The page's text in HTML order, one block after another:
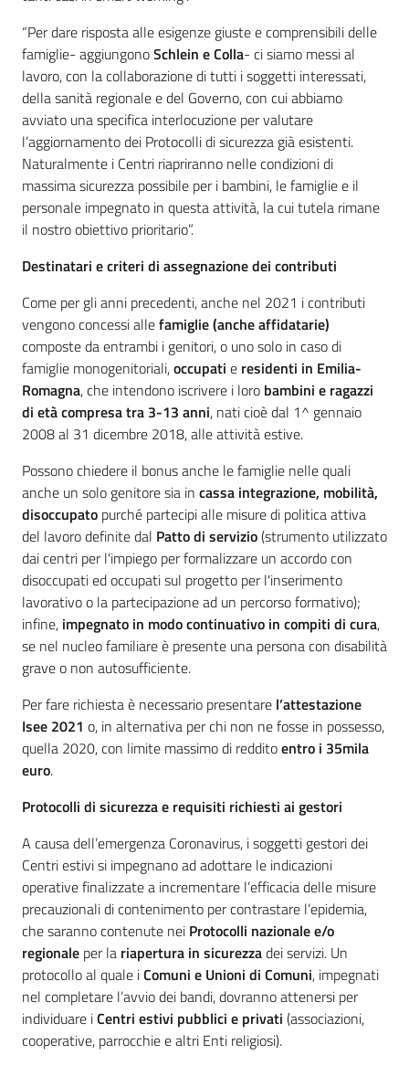
“Per dare risposta alle esigenze giuste e comprensibili delle
famiglie- aggiungonoSchlein e Colla- ci siamo messi al
lavoro, con la collaborazione di tutti i soggetti interessati,
della sanità regionale e del Governo, con cui abbiamo
avviato una specifica interlocuzione per valutare
l’aggiornamento dei Protocolli di sicurezza già esistenti.
Naturalmente i Centri riapriranno nelle condizioni di
massima sicurezza possibile per i bambini, le famiglie e il
personale impegnato in questa attività, la cui tutela rimane
il nostro obiettivo prioritario”.
Destinatari e criteri di assegnazione dei contributi
Come per gli anni precedenti, anche nel 2021 i contributi
vengono concessi allefamiglie (anche affidatarie)
composte da entrambi i genitori, o uno solo in caso di
famiglie monogenitoriali,occupati e residenti in Emilia-
Romagna, che intendono iscrivere i loro bambini e ragazzi
di età compresa tra 3-13 anni, nati cioè dal 1^ gennaio
2008 al 31 dicembre 2018, alle attività estive.
Possono chiedere il bonus anche le famiglie nelle quali
anche un solo genitore sia in cassa integrazione, mobilità,
disoccupato purché partecipi alle misure di politica attiva
del lavoro definite dal Patto di servizio(strumento utilizzato
dai centri per l'impiego per formalizzare un accordo con
disoccupati ed occupati sul progetto per l'inserimento
lavorativo o la partecipazione ad un percorso formativo);
infine, impegnato in modo continuativo in compiti di cura,
se nel nucleo familiare è presente una persona con disabilità
grave o non autosufficiente.
Per fare richiesta è necessario presentare l’attestazione
Isee 2021 o, in alternativa per chi non ne fosse in possesso,
quella 2020, con limite massimo di redditoentro i 35mila
euro.
Protocolli di sicurezza e requisiti richiesti ai gestori
A causa dell’emergenza Coronavirus, i soggetti gestori dei
Centri estivi si impegnano ad adottare le indicazioni
operative finalizzate a incrementare l’efficacia delle misure
precauzionali di contenimento per contrastare l’epidemia,
che saranno contenute nei Protocolli nazionale e/o
regionale per la riapertura in sicurezzadei servizi. Un
protocollo al quale iComuni e Unioni di Comuni, impegnati
nel completare l’avvio dei bandi, dovranno attenersi per
individuare iCentri estivi pubblici e privati (associazioni,
cooperative, parrocchie e altri Enti religiosi).